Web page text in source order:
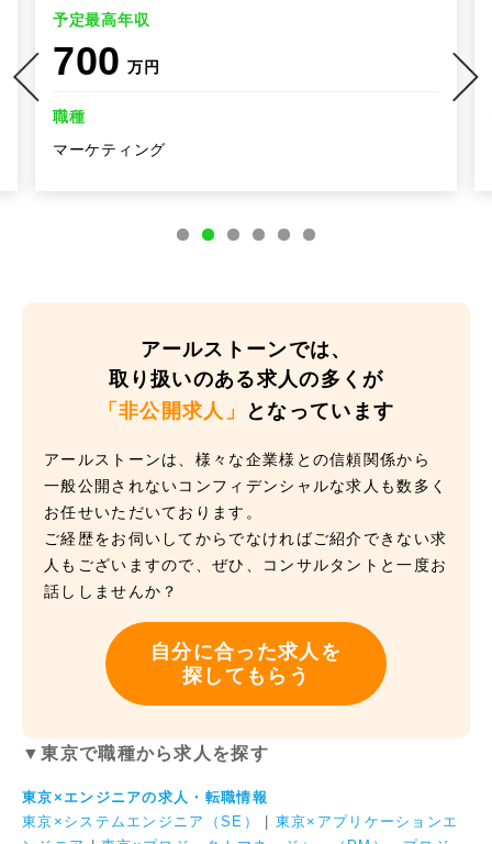
予定最高年収
700 万円
職種
マーケティング
アールストーンでは、
取り扱いのある求人の多くが
「非公開求人」
となっています
アールストーンは、様々な企業様との信頼関係から
一般公開されないコンフィデンシャルな求人も数多く
お任せいただいております。
ご経歴をお伺いしてからでなければご紹介できない求
人もございますので、ぜひ、コンサルタントと一度お
話ししませんか？
自分に合った求人を
探してもらう
▼東京で職種から求人を探す
東京×エンジニアの求人・転職情報
東京×システムエンジニア（SE）
東京×アプリケーションエ